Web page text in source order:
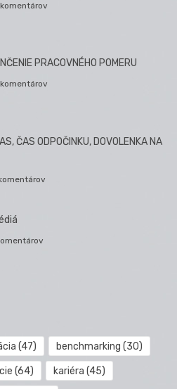
komentárov
PRACOVNÉHO POMERU
ČAS ODPOČINKU, DOVOLENKA NA
(47) benchmarking (30)
(64) kariéra (45)